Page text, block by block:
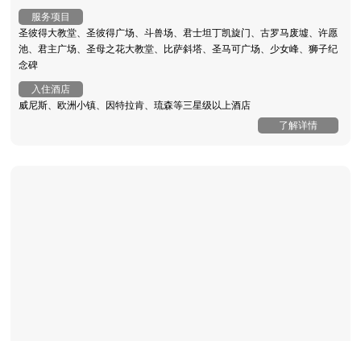
服务项目
圣彼得大教堂、圣彼得广场、斗兽场、君士坦丁凯旋门、古罗马废墟、许愿
池、君主广场、圣母之花大教堂、比萨斜塔、圣马可广场、少女峰、狮子纪
念碑
入住酒店
威尼斯、欧洲小镇、因特拉肯、琉森等三星级以上酒店
了解详情